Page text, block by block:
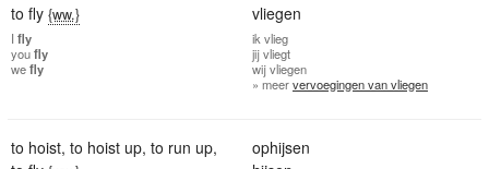
to fly {ww.} vliegen
I fly
youfly
wefly
ik vlieg
jijvliegt
wijvliegen
» meervervoegingen van vliegen
to hoist, to hoist up, to run up,
ophijsen